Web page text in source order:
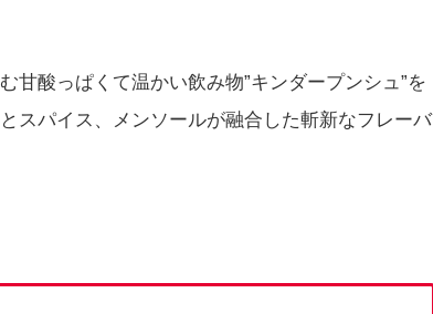
甘酸っぱくて温かい飲み物”キンダープンシュ”を
スパイス、メンソールが融合した斬新なフレーバ